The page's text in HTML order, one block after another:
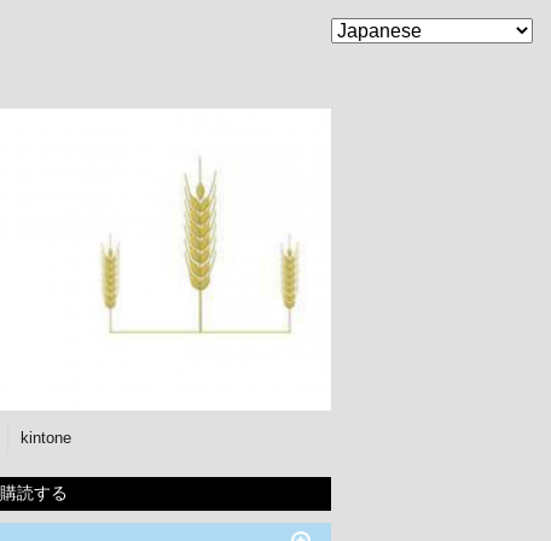
kintone
購読する